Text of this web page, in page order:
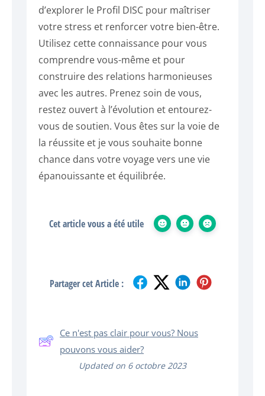
d’explorer le Profil DISC pour maîtriser
votre stress et renforcer votre bien-être.
Utilisez cette connaissance pour vous
comprendre vous-même et pour
construire des relations harmonieuses
avec les autres. Prenez soin de vous,
restez ouvert à l’évolution et entourez-
vous de soutien. Vous êtes sur la voie de
la réussite et je vous souhaite bonne
chance dans votre voyage vers une vie
épanouissante et équilibrée.
Cet article vous a été utile
Partager cet Article :
Ce n'est pas clair pour vous? Nous
pouvons vous aider?
Updated on 6 octobre 2023